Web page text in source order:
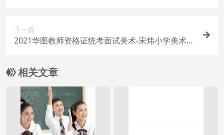
下一篇
2021华图教师资格证统考面试美术-宋炜小学美术试
相关文章